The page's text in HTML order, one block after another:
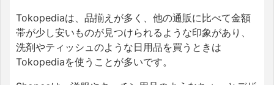
Tokopediaは、品揃えが多く、他の通販に比べて金額
帯が少し安いものが見つけられるような印象があり、
洗剤やティッシュのような日用品を買うときは
Tokopediaを使うことが多いです。